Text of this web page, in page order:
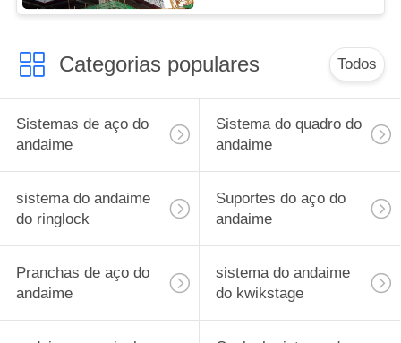
Categorias populares Todos
Sistemas de aço do
andaime
Sistema do quadro do
andaime
sistema do andaime
do ringlock
Suportes do aço do
andaime
Pranchas de aço do
andaime
sistema do andaime
do kwikstage